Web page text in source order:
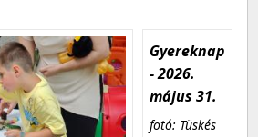
Gyereknap
- 2026.
május 31.
fotó: Tüskés